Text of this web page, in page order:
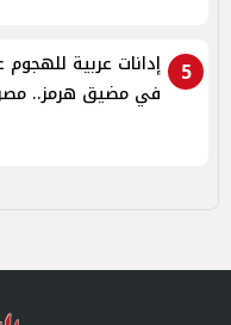
5
إدانات عربية
في مضيق هرمز.. مصر